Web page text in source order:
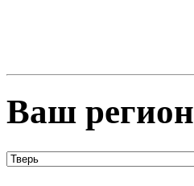
Ваш регион